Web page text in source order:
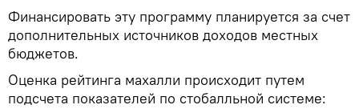
Финансировать эту программу планируется за счет
дополнительных источников доходов местных
бюджетов.
Оценка рейтинга махалли происходит путем
подсчета показателей по стобалльной системе: